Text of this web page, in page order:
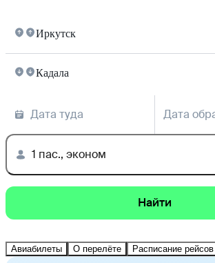
Иркутск
Кадала
Дата туда Дата
1 пас., эконом
Найти
Авиабилеты О перелёте Расписание рейсов